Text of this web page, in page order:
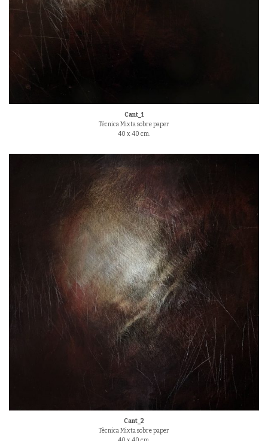
Cant_1
Tècnica Mixta sobre paper
40 x 40 cm.
Cant_2
Tècnica Mixta sobre paper